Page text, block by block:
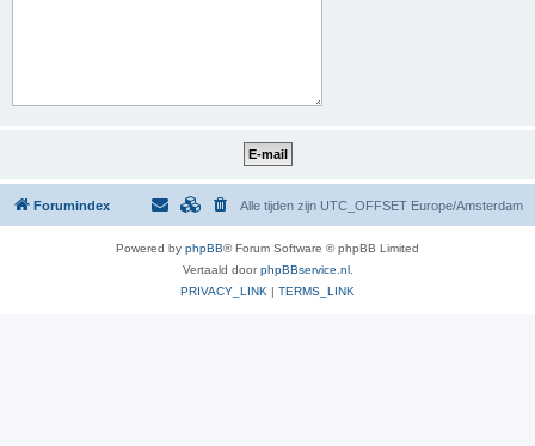
Forumindex Alle tijden zijn UTC_OFFSET Europe/Amsterdam
Powered by phpBB® Forum Software © phpBB Limited
Vertaald doorphpBBservice.nl.
PRIVACY_LINK | TERMS_LINK